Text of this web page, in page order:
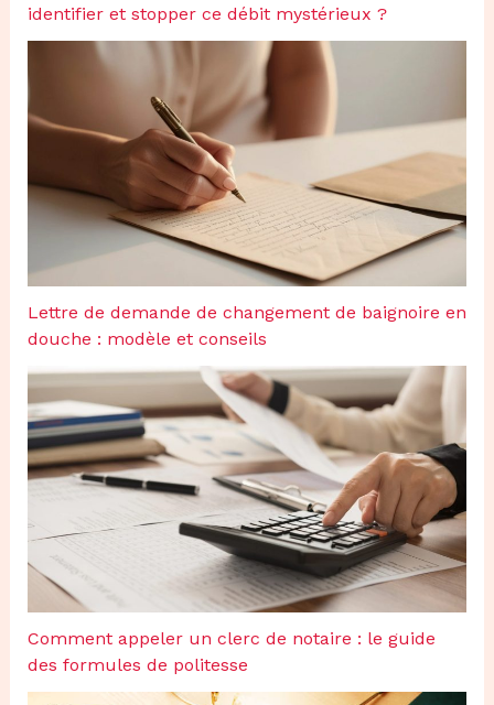
identifier et stopper ce débit mystérieux ?
Lettre de demande de changement de baignoire en
douche : modèle et conseils
Comment appeler un clerc de notaire : le guide
des formules de politesse